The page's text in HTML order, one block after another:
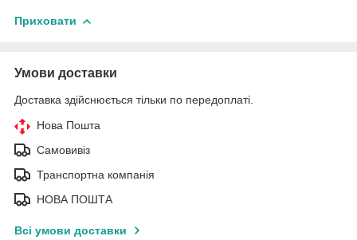
Приховати
Умови доставки
Доставка здійснюється тільки по передоплаті.
Нова Пошта
Самовивіз
Транспортна компанія
НОВА ПОШТА
Всі умови доставки